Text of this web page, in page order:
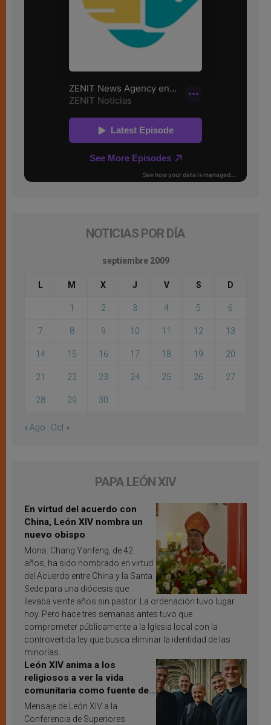
NOTICIAS POR DÍA
septiembre 2009
L M X J V S D
1 2 3 4 5 6
7 8 9 10 11 12 13
14 15 16 17 18 19 20
21 22 23 24 25 26 27
28 29 30
« Ago Oct »
PAPA LEÓN XIV
En virtud del acuerdo con
China, León XIV nombra un
nuevo obispo
Mons. Chang Yanfeng, de 42
años, ha sido nombrado en virtud
del Acuerdo entre China y la Santa
Sede para una diócesis que
llevaba veinte años sin pastor. La ordenación tuvo lugar
hoy. Pero hace tres semanas antes tuvo que
comprometer públicamente a la Iglesia local con la
controvertida ley que busca eliminar la identidad de las
minorías.
León XIV anima a los
religiosos a ver la vida
comunitaria como fuente de
inspiración y santificación
Mensaje de León XIV a la
Conferencia de Superiores